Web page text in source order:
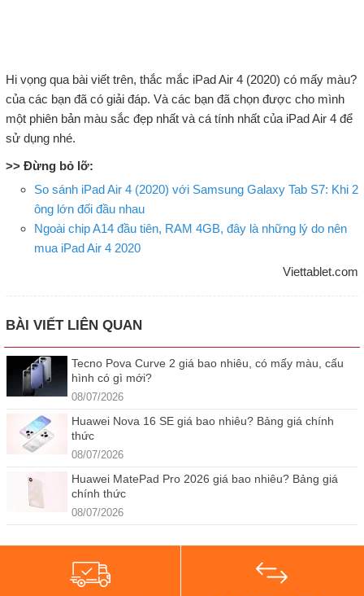
Hi vọng qua bài viết trên, thắc mắc iPad Air 4 (2020) có mấy màu?
của các bạn đã có giải đáp. Và các bạn đã chọn được cho mình
một phiên bản màu sắc đẹp nhất và cá tính nhất của iPad Air 4 để
sử dụng nhé.
>> Đừng bỏ lỡ:
So sánh iPad Air 4 (2020) với Samsung Galaxy Tab S7: Khi 2
ông lớn đối đầu nhau
Ngoài chip A14 đầu tiên, RAM 4GB, đây là những lý do nên
mua iPad Air 4 2020
Viettablet.com
BÀI VIẾT LIÊN QUAN
Tecno Pova Curve 2 giá bao nhiêu, có mấy màu, cấu
hình có gì mới?
08/07/2026
Huawei Nova 16 SE giá bao nhiêu? Bảng giá chính
thức
08/07/2026
Huawei MatePad Pro 2026 giá bao nhiêu? Bảng giá
chính thức
08/07/2026